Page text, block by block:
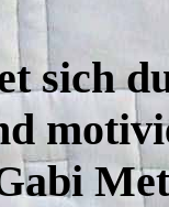
sich